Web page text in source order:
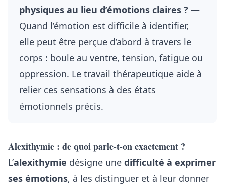
physiques au lieu d’émotions claires ? —
Quand l’émotion est difficile à identifier,
elle peut être perçue d’abord à travers le
corps : boule au ventre, tension, fatigue ou
oppression. Le travail thérapeutique aide à
relier ces sensations à des états
émotionnels précis.
Alexithymie : de quoi parle-t-on exactement ?
L’alexithymie désigne une difficulté à exprimer
ses émotions, à les distinguer et à leur donner